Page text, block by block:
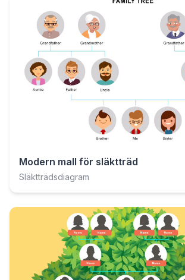
Modern mall för släktträd
Släktträdsdiagram